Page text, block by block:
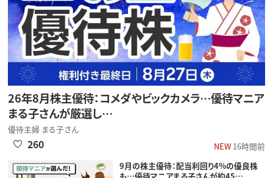
26年8月株主優待：コメダやビックカメラ…優待マニア
まる子さんが厳選し…
優待主婦 まる子さん
NEW16時間前
260
9月の株主優待：配当利回り4%の優良株